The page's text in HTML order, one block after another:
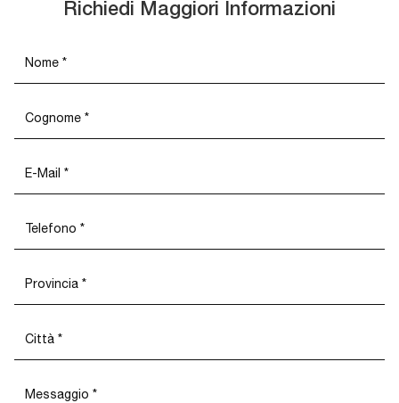
Richiedi Maggiori Informazioni